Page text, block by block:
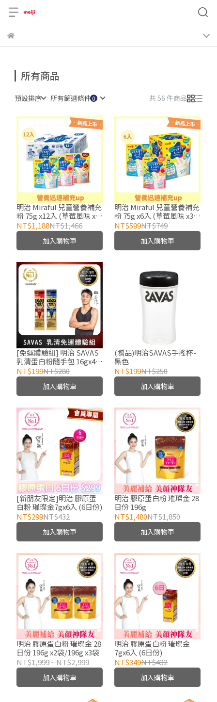
所有商品
預設排序 所有篩選條件 共 56 件商品
明治 Miraful 兒童營養補充
粉 75g x12入 (草莓風味 x4
+ 香草牛奶風味 x4 +巧克力
風味 x4)
NT$1,188NT$1,466
加入購物車
明治 Miraful 兒童營養補充
粉 75g x6入 (草莓風味 x3 +
香草牛奶風味 x3)
NT$599NT$749
加入購物車
[免運體驗組] 明治 SAVAS
乳清蛋白粉隨手包 16gx4入
(2日份) (輸入優惠碼
SAVASFREE享免運)
NT$199NT$280
加入購物車
(贈品)明治SAVAS手搖杯-
黑色
NT$199NT$250
加入購物車
[新朋友限定]明治 膠原蛋
白粉 璀璨金7gx6入 (6日份)
NT$299NT$432
加入購物車
明治 膠原蛋白粉 璀璨金 28
日份 196g
NT$1,480NT$1,850
加入購物車
明治 膠原蛋白粉 璀璨金 28
日份 196g x2袋/196g x3袋
NT$1,999~NT$2,999
加入購物車
明治 膠原蛋白粉 璀璨金
7gx6入 (6日份)
NT$349NT$432
加入購物車